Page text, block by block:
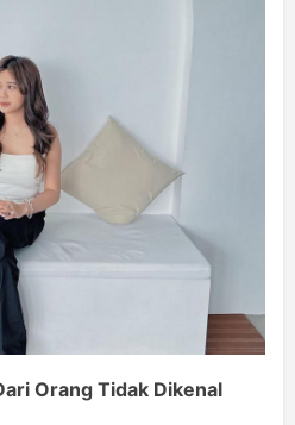
Orang Tidak Dikenal